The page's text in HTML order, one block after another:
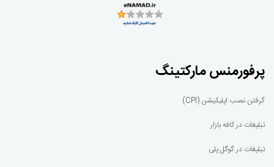
پرفورمنس مارکتینگ
گرفتن نصب اپلیکیشن (CPI)
تبلیغات در کافه بازار
تبلیغات در گوگل پلی